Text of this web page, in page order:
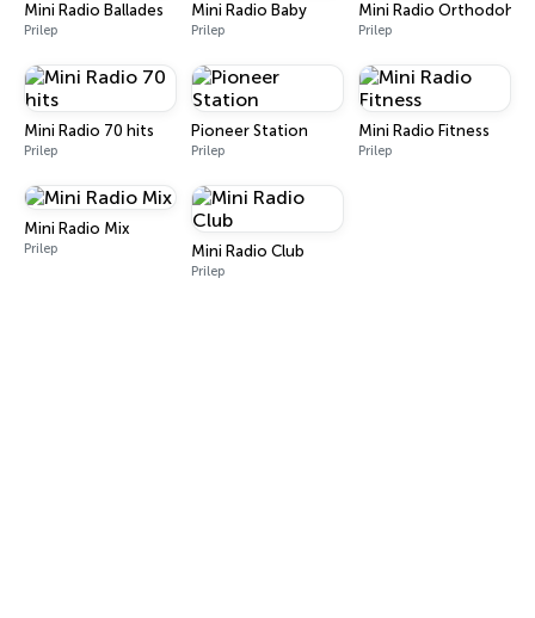
Mini Radio Ballades
Prilep
Mini Radio Baby
Prilep
Mini Radio Orthodoh
Prilep
Mini Radio 70 hits
Prilep
Pioneer Station
Prilep
Mini Radio Fitness
Prilep
Mini Radio Mix
Prilep Mini Radio Club
Prilep